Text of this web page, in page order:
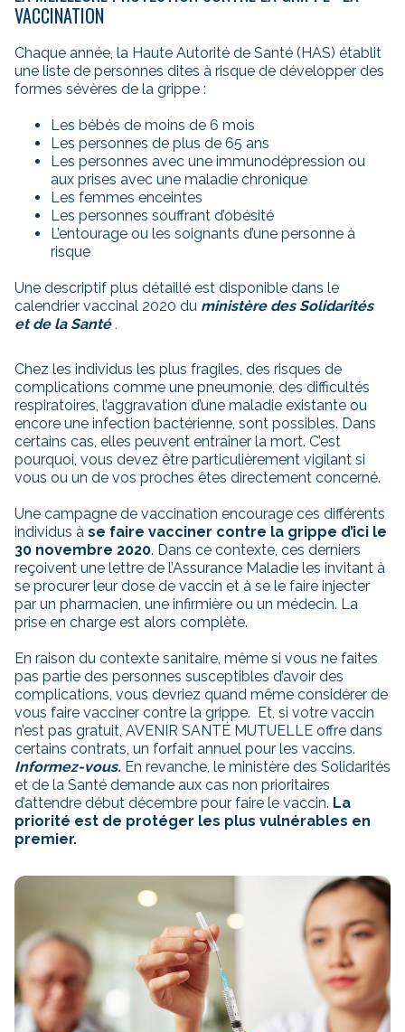
VACCINATION
Chaque année, la Haute Autorité de Santé (HAS) établit
une liste de personnes dites à risque de développer des
formes sévères de la grippe :
Les bébés de moins de 6 mois
Les personnes de plus de 65 ans
Les personnes avec une immunodépression ou
aux prises avec une maladie chronique
Les femmes enceintes
Les personnes souffrant d’obésité
L’entourage ou les soignants d’une personne à
risque
Une descriptif plus détaillé est disponible dans le
calendrier vaccinal 2020 du ministère des Solidarités
et de la Santé.
Chez les individus les plus fragiles, des risques de
complications comme une pneumonie, des difficultés
respiratoires, l’aggravation d’une maladie existante ou
encore une infection bactérienne, sont possibles. Dans
certains cas, elles peuvent entraîner la mort. C’est
pourquoi, vous devez être particulièrement vigilant si
vous ou un de vos proches êtes directement concerné.
Une campagne de vaccination encourage ces différents
individus à se faire vacciner contre la grippe d’ici le
30 novembre 2020. Dans ce contexte, ces derniers
reçoivent une lettre de l’Assurance Maladie les invitant à
se procurer leur dose de vaccin et à se le faire injecter
par un pharmacien, une infirmière ou un médecin. La
prise en charge est alors complète.
En raison du contexte sanitaire, même si vous ne faites
pas partie des personnes susceptibles d’avoir des
complications, vous devriez quand même considérer de
vous faire vacciner contre la grippe. Et, si votre vaccin
n’est pas gratuit, AVENIR SANTÉ MUTUELLE offre dans
certains contrats, un forfait annuel pour les vaccins.
Informez-vous. En revanche, le ministère des Solidarités
et de la Santé demande aux cas non prioritaires
d’attendre début décembre pour faire le vaccin. La
priorité est de protéger les plus vulnérables en
premier.